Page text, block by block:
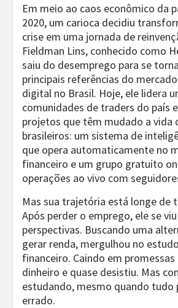
Em meio ao caos econômico da
2020, um carioca decidiu
crise em uma jornada de
Fieldman Lins, conhecido como
saiu do desemprego para se
principais referências do
digital no Brasil. Hoje, ele lidera
comunidades de traders do país
projetos que têm mudado a vida
brasileiros: um sistema de
que opera automaticamente no
financeiro e um grupo gratuito
operações ao vivo com
Mas sua trajetória está longe de
Após perder o emprego, ele se
perspectivas. Buscando uma
gerar renda, mergulhou no
financeiro. Caindo em
dinheiro e quase desistiu. Mas
estudando, mesmo quando tudo
errado.